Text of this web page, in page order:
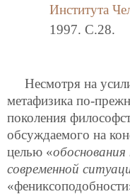
Института
1997. C.28.
Несмотря на
метафизика по-
поколения
обсуждаемого на
целью «
современной